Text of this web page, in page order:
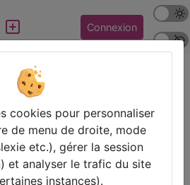
Rechercher Connexion
Mode
Police
cookies pour personnaliser
de menu de droite, mode
etc.), gérer la session
et analyser le trafic du site
instances).